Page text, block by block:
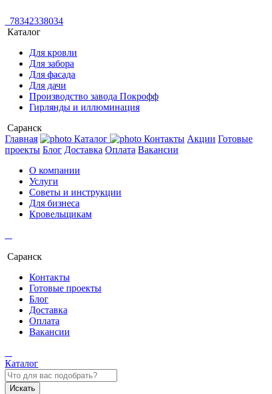
78342338034
Каталог
Для кровли
Для забора
Для фасада
Для дачи
Производство завода Покрофф
Гирлянды и иллюминация
Саранск
Главная
Каталог Контакты Акции Готовые
проекты Блог Доставка Оплата Вакансии
О компании
Услуги
Советы и инструкции
Для бизнеса
Кровельщикам
Саранск
Контакты
Готовые проекты
Блог
Доставка
Оплата
Вакансии
Каталог
Искать